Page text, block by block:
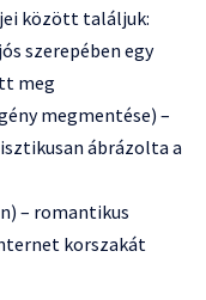
között találjuk:
szerepében egy
meg
megmentése) –
ábrázolta a
– romantikus
korszakát